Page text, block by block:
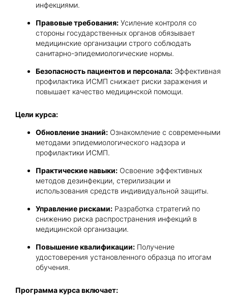
инфекциями.
Правовые требования: Усиление контроля со
стороны государственных органов обязывает
медицинские организации строго соблюдать
санитарно-эпидемиологические нормы.
Безопасность пациентов и персонала: Эффективная
профилактика ИСМП снижает риски заражения и
повышает качество медицинской помощи.
Цели курса:
Обновление знаний: Ознакомление с современными
методами эпидемиологического надзора и
профилактики ИСМП.
Практические навыки: Освоение эффективных
методов дезинфекции, стерилизации и
использования средств индивидуальной защиты.
Управление рисками: Разработка стратегий по
снижению риска распространения инфекций в
медицинской организации.
Повышение квалификации: Получение
удостоверения установленного образца по итогам
обучения.
Программа курса включает:
Даю согласие на
данных
e-mail рассылку
Даю согласие наобработку персональных
данныхиe-mail рассылку